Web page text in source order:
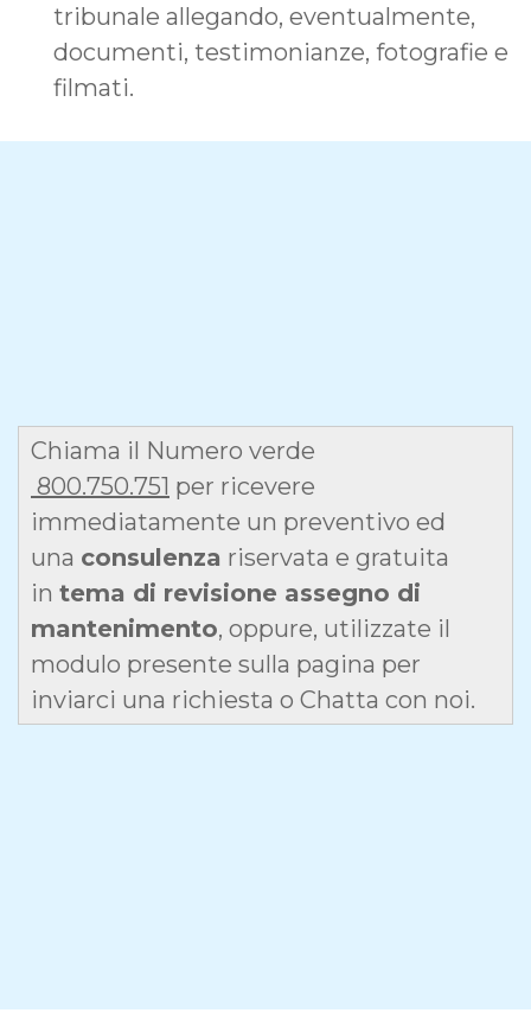
tribunale allegando, eventualmente,
documenti, testimonianze, fotografie e
filmati.
Chiama il Numero verde
800.750.751 per ricevere
immediatamente un preventivo ed
una consulenza riservata e gratuita
in tema di revisione assegno di
mantenimento, oppure, utilizzate il
modulo presente sulla pagina per
inviarci una richiesta o Chatta con noi.